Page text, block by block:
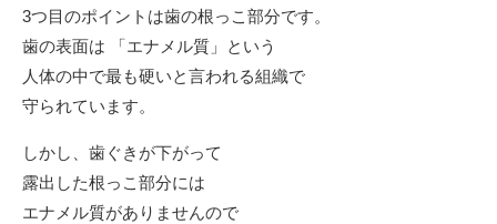
3つ目のポイントは歯の根っこ部分です。
歯の表面は 「エナメル質」という
人体の中で最も硬いと言われる組織で
守られています。
しかし、歯ぐきが下がって
露出した根っこ部分には
エナメル質がありませんので